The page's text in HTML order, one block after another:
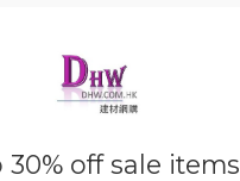
30% off sale items